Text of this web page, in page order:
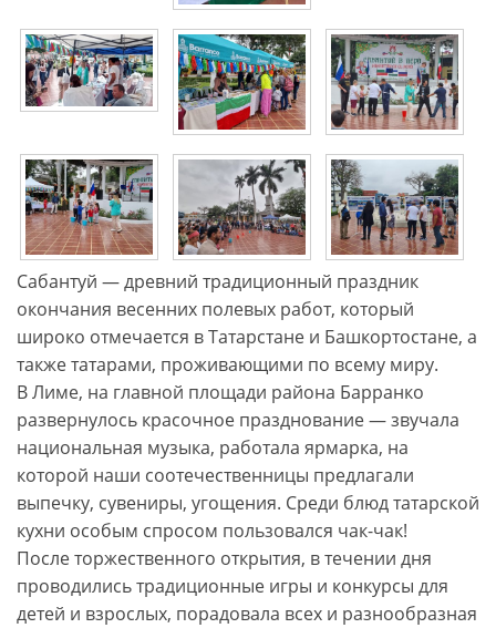
Сабантуй — древний традиционный праздник
окончания весенних полевых работ, который
широко отмечается в Татарстане и Башкортостане, а
также татарами, проживающими по всему миру.
В Лиме, на главной площади района Барранко
развернулось красочное празднование — звучала
национальная музыка, работала ярмарка, на
которой наши соотечественницы предлагали
выпечку, сувениры, угощения. Среди блюд татарской
кухни особым спросом пользовался чак-чак!
После торжественного открытия, в течении дня
проводились традиционные игры и конкурсы для
детей и взрослых, порадовала всех и разнообразная